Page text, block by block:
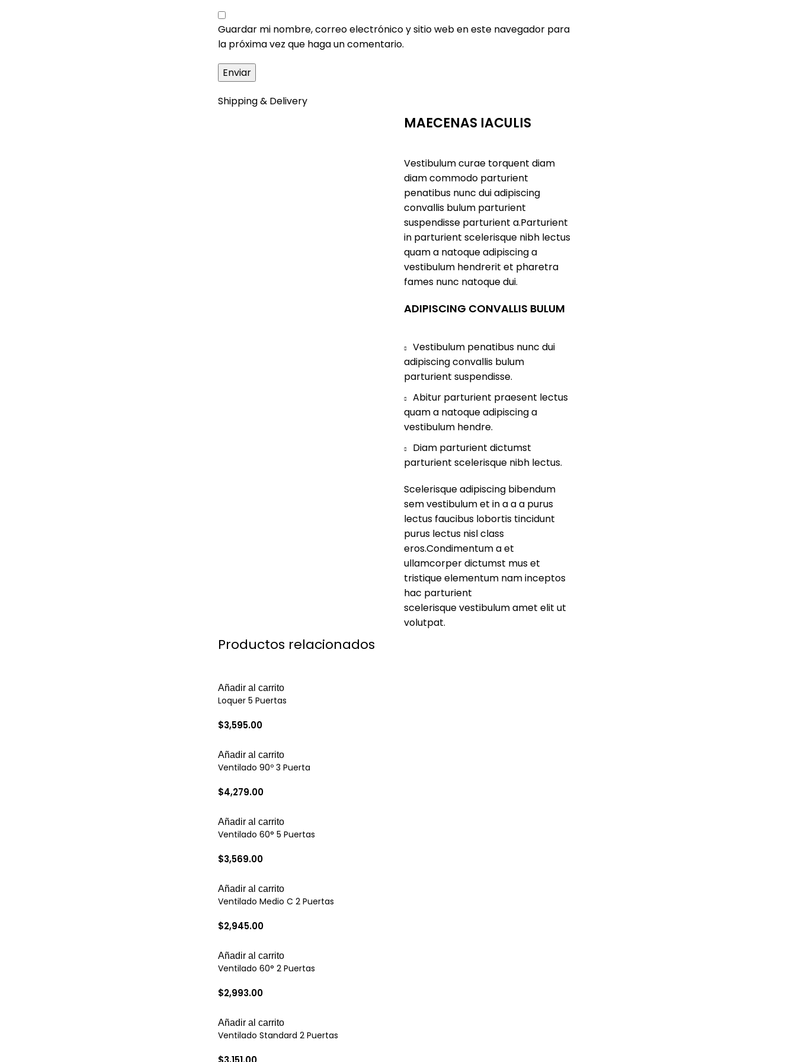
Guardar mi nombre, correo electrónico y sitio web en este navegador para
la próxima vez que haga un comentario.
Shipping & Delivery
MAECENAS IACULIS
Vestibulum curae torquent diam
diam commodo parturient
penatibus nunc dui adipiscing
convallis bulum parturient
suspendisse parturient a.Parturient
in parturient scelerisque nibh lectus
quam a natoque adipiscing a
vestibulum hendrerit et pharetra
fames nunc natoque dui.
ADIPISCING CONVALLIS BULUM
Vestibulum penatibus nunc dui
adipiscing convallis bulum
parturient suspendisse.
Abitur parturient praesent lectus
quam a natoque adipiscing a
vestibulum hendre.
Diam parturient dictumst
parturient scelerisque nibh lectus.
Scelerisque adipiscing bibendum
sem vestibulum et in a a a purus
lectus faucibus lobortis tincidunt
purus lectus nisl class
eros.Condimentum a et
ullamcorper dictumst mus et
tristique elementum nam inceptos
hac parturient
scelerisque vestibulum amet elit ut
volutpat.
Productos relacionados
Añadir al carrito
Loquer 5 Puertas
$3,595.00
Añadir al carrito
Ventilado 90º 3 Puerta
$4,279.00
Añadir al carrito
Ventilado 60° 5 Puertas
$3,569.00
Añadir al carrito
Ventilado Medio C 2 Puertas
$2,945.00
Añadir al carrito
Ventilado 60° 2 Puertas
$2,993.00
Añadir al carrito
Ventilado Standard 2 Puertas